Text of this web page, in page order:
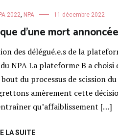
2022 NPA 11 décembre 2022
d’une mort annoncée
des délégué.e.s de la
NPA La plateforme B a choisi
bout du processus de scission du
amèrement cette
qu’affaiblissement […]
LA SUITE